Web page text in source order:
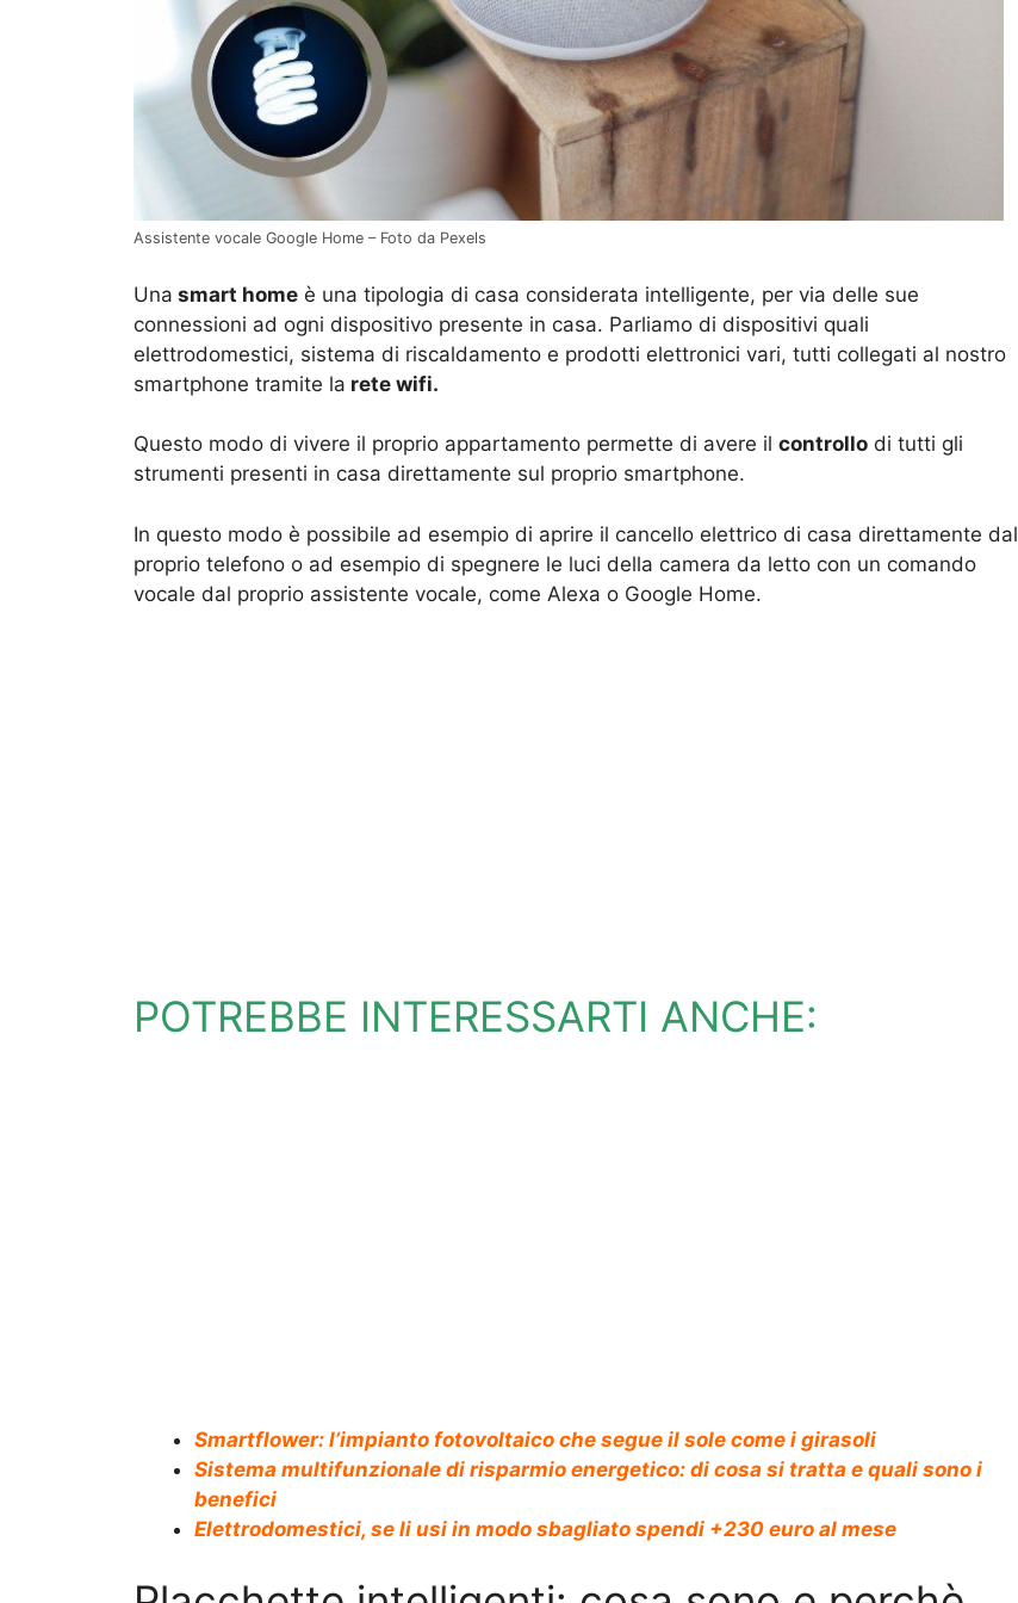
Assistente vocale Google Home – Foto da Pexels
Una smart home è una tipologia di casa considerata intelligente, per via delle sue
connessioni ad ogni dispositivo presente in casa. Parliamo di dispositivi quali
elettrodomestici, sistema di riscaldamento e prodotti elettronici vari, tutti collegati al nostro
smartphone tramite la rete wifi.
Questo modo di vivere il proprio appartamento permette di avere il controllo di tutti gli
strumenti presenti in casa direttamente sul proprio smartphone.
In questo modo è possibile ad esempio di aprire il cancello elettrico di casa direttamente dal
proprio telefono o ad esempio di spegnere le luci della camera da letto con un comando
vocale dal proprio assistente vocale, come Alexa o Google Home.
POTREBBE INTERESSARTI ANCHE:
Smartflower: l’impianto fotovoltaico che segue il sole come i girasoli
Sistema multifunzionale di risparmio energetico: di cosa si tratta e quali sono i
benefici
Elettrodomestici, se li usi in modo sbagliato spendi +230 euro al mese